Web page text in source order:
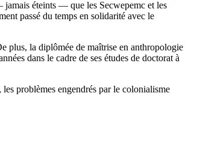
jamais éteints — que les Secwepemc et les
passé du temps en solidarité avec le
plus, la diplômée de maîtrise en anthropologie
dans le cadre de ses études de doctorat à
problèmes engendrés par le colonialisme